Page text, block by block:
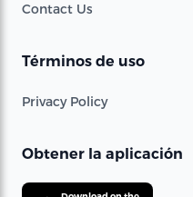
Contact Us
Términos de uso
Privacy Policy
Obtener la aplicación